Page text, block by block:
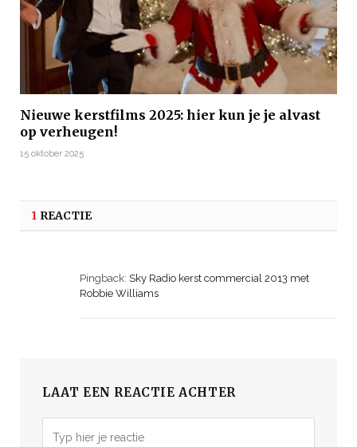
Nieuwe kerstfilms 2025: hier kun je je alvast
op verheugen!
15 oktober 2025
1 REACTIE
Pingback: Sky Radio kerst commercial 2013 met
Robbie Williams
LAAT EEN REACTIE ACHTER